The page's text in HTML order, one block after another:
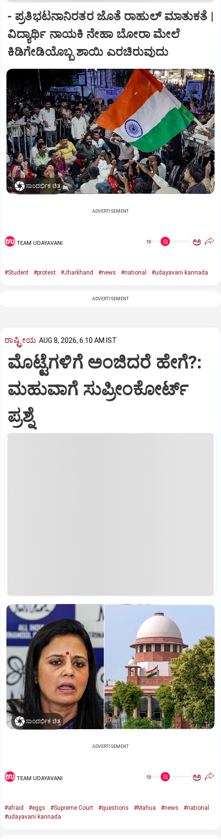
- ಪ್ರತಿಭಟನಾನಿರತರ ಜೊತೆ ರಾಹುಲ್‌ ಮಾತುಕತೆ |
ವಿದ್ಯಾರ್ಥಿ ನಾಯಕಿ ನೇಹಾ ಬೋರಾ ಮೇಲೆ
ಕಿಡಿಗೇಡಿಯೊಬ್ಬ ಶಾಯಿ ಎರಚಿರುವುದು
ಸಾಂದರ್ಭಿಕ ಚಿತ್ರ
ADVERTISEMENT
TEAM UDAYAVANI ಅ ಅ
#Student #protest #Jharkhand #news #national #udayavani kannada
ADVERTISEMENT
ರಾಷ್ಟ್ರೀಯ AUG 8, 2026, 6:10 AM IST
ಮೊಟ್ಟೆಗಳಿಗೆ ಅಂಜಿದರೆ ಹೇಗೆ?:
ಮಹುವಾಗೆ ಸುಪ್ರೀಂಕೋರ್ಟ್
ಪ್ರಶ್ನೆ
ಸಾಂದರ್ಭಿಕ ಚಿತ್ರ
ADVERTISEMENT
TEAM UDAYAVANI ಅ ಅ
#afraid #eggs #Supreme Court #questions #Mahua #news
#national
#udayavani kannada